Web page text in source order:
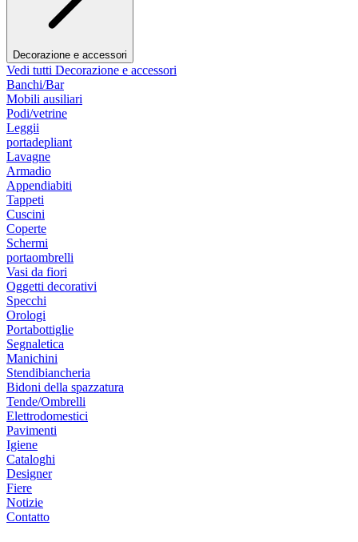
Decorazione e accessori
Vedi tutti Decorazione e accessori
Banchi/Bar
Mobili ausiliari
Podi/vetrine
Leggii
portadepliant
Lavagne
Armadio
Appendiabiti
Tappeti
Cuscini
Coperte
Schermi
portaombrelli
Vasi da fiori
Oggetti decorativi
Specchi
Orologi
Portabottiglie
Segnaletica
Manichini
Stendibiancheria
Bidoni della spazzatura
Tende/Ombrelli
Elettrodomestici
Pavimenti
Igiene
Cataloghi
Designer
Fiere
Notizie
Contatto